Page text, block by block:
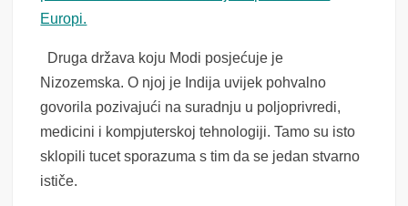
Europi.
Druga država koju Modi posjećuje je
Nizozemska. O njoj je Indija uvijek pohvalno
govorila pozivajući na suradnju u poljoprivredi,
medicini i kompjuterskoj tehnologiji. Tamo su isto
sklopili tucet sporazuma s tim da se jedan stvarno
ističe.